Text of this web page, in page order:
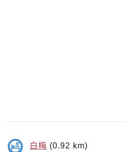
白梅 (0.92 km)